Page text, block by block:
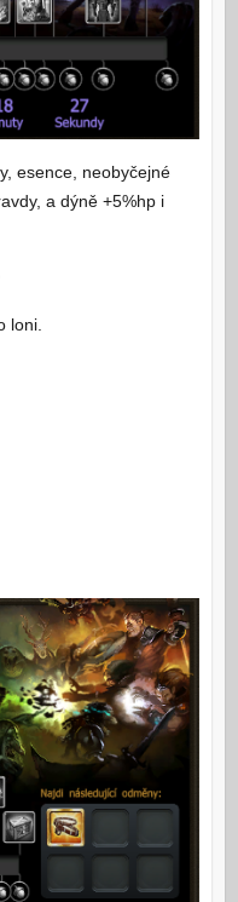
esence, neobyčejné
a dýně +5%hp i
loni.